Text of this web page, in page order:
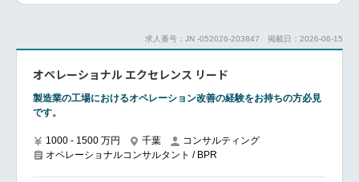
求人番号：JN -052026-203847 掲載日：2026-06-15
オペレーショナル エクセレンス リード
製造業の工場におけるオペレーション改善の経験をお持ちの方必見
です。
1000 - 1500 万円 千葉
コンサルティング
オペレーショナルコンサルタント / BPR